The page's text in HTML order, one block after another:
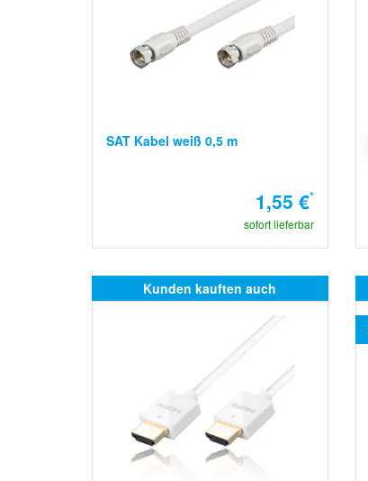
SAT Kabel weiß 0,5 m
1,55 €*
sofort lieferbar
Kunden kauften auch